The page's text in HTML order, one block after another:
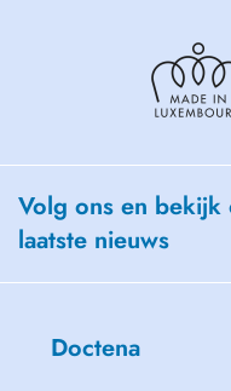
Volg ons en bekijk
laatste nieuws
Doctena